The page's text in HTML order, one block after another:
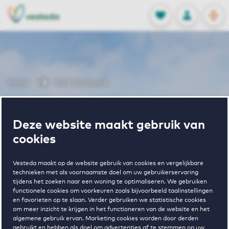
Deze website maakt gebruik van
cookies
Vesteda maakt op de website gebruik van cookies en vergelijkbare
technieken met als voornaamste doel om uw gebruikerservaring
tijdens het zoeken naar een woning te optimaliseren. We gebruiken
functionele cookies om voorkeuren zoals bijvoorbeeld taalinstellingen
en favorieten op te slaan. Verder gebruiken we statistische cookies
om meer inzicht te krijgen in het functioneren van de website en het
algemene gebruik ervan. Marketing cookies worden door derden
FAVORIETEN
Opgeslagen
INLOGGEN
NL
EN
Wonen in Park
Seminarie